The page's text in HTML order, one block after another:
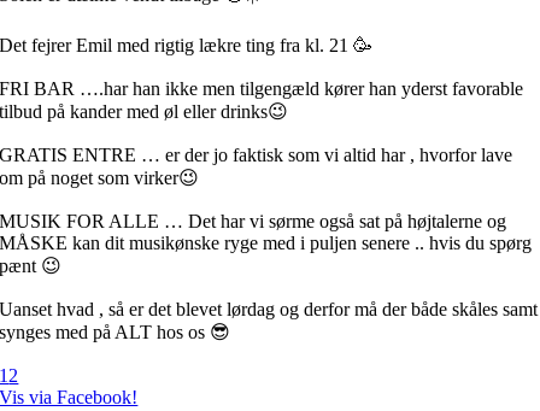
Det fejrer Emil med rigtig lækre ting fra kl. 21 🥳
FRI BAR ….har han ikke men tilgengæld kører han yderst favorable
tilbud på kander med øl eller drinks😉
GRATIS ENTRE … er der jo faktisk som vi altid har , hvorfor lave
om på noget som virker😉
MUSIK FOR ALLE … Det har vi sørme også sat på højtalerne og
MÅSKE kan dit musikønske ryge med i puljen senere .. hvis du spørg
pænt 😉
Uanset hvad , så er det blevet lørdag og derfor må der både skåles samt
synges med på ALT hos os 😎
1 2
Vis via Facebook!